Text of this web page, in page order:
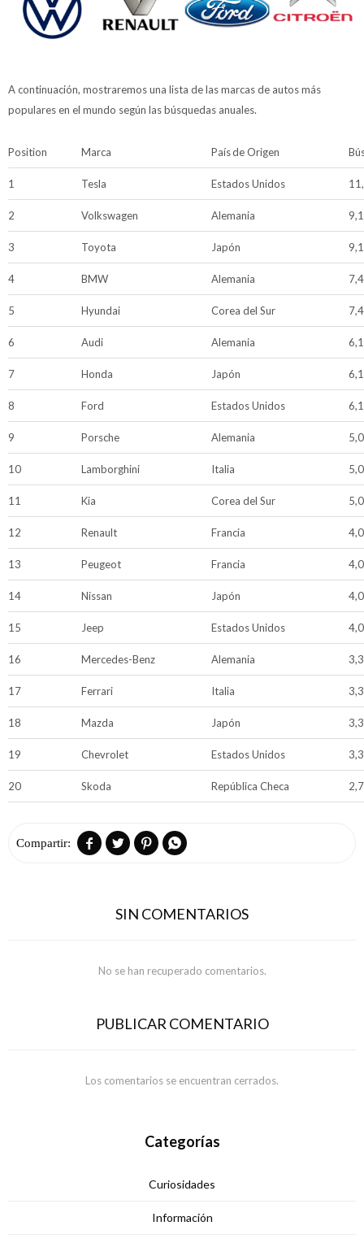
A continuación, mostraremos una lista de las marcas de autos más
populares en el mundo según las búsquedas anuales.
Position Marca País de Origen
1 Tesla Estados Unidos
2 Volkswagen Alemania
3 Toyota Japón
4 BMW Alemania
5 Hyundai Corea del Sur
6 Audi Alemania
7 Honda Japón
8 Ford Estados Unidos
9 Porsche Alemania
10 Lamborghini Italia
11 Kia Corea del Sur
12 Renault Francia
13 Peugeot Francia
14 Nissan Japón
15 Jeep Estados Unidos
16 Mercedes-Benz Alemania
17 Ferrari Italia
18 Mazda Japón
19 Chevrolet Estados Unidos
20 Skoda República Checa
   
SIN COMENTARIOS
No se han recuperado comentarios.
PUBLICAR COMENTARIO
Los comentarios se encuentran cerrados.
Categorías
Curiosidades
Información